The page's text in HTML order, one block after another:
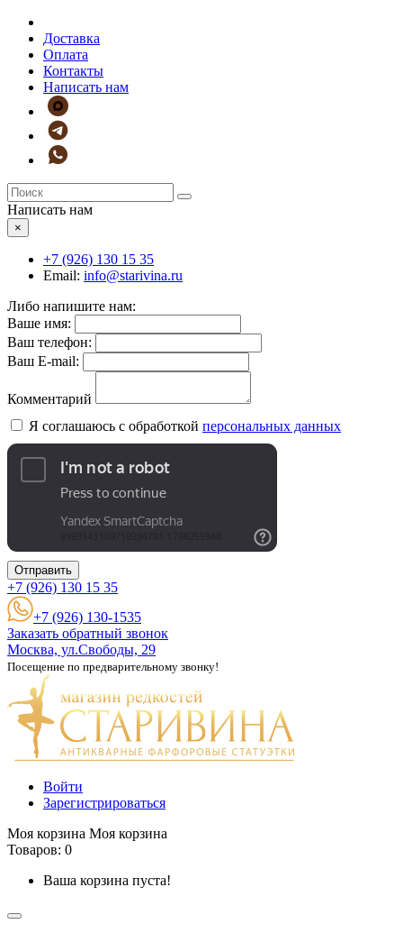
Доставка
Оплата
Контакты
Написать нам
Написать нам
×
+7 (926) 130 15 35
Email: info@starivina.ru
Либо напишите нам:
Ваше имя:
Ваш телефон:
Ваш E-mail:
Комментарий
Я соглашаюсь с обработкой персональных данных
Отправить
+7 (926) 130 15 35
+7 (926) 130-1535
Заказать обратный звонок
Москва, ул.Свободы, 29
Посещение по предварительному звонку!
Войти
Зарегистрироваться
Моя корзина Моя корзина
Товаров: 0
Ваша корзина пуста!